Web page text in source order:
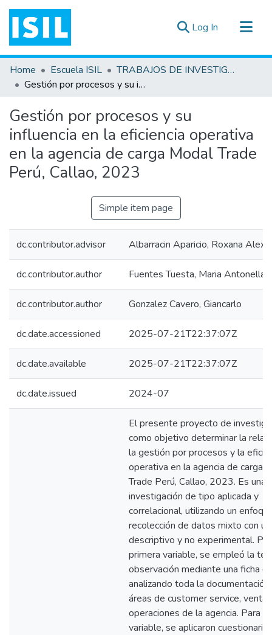
Log In (current)
All of DSpace
Statistics
Documentos ▾
Home Escuela ISIL
TRABAJOS DE INVESTIGACIÓN
Gestión por procesos y su influencia en la eficiencia operativa en la agencia de carga Modal Trade Perú, Callao, 2023
Gestión por procesos y su
influencia en la eficiencia operativa
en la agencia de carga Modal Trade
Perú, Callao, 2023
Simple item page
dc.contributor.advisor Albarracin Aparicio, Roxana
dc.contributor.author Fuentes Tuesta, Maria Antonella
dc.contributor.author Gonzalez Cavero, Giancarlo
dc.date.accessioned 2025-07-21T22:37:07Z
dc.date.available 2025-07-21T22:37:07Z
dc.date.issued 2024-07
El presente proyecto de
como objetivo determinar la
la gestión por procesos y la
operativa en la agencia de carga
Trade Perú, Callao, 2023. Es una
investigación de tipo aplicada y
correlacional, utilizando un
recolección de datos mixto con
descriptivo y no experimental.
primera variable, se empleó la
observación mediante una ficha
analizando toda la
áreas de customer service,
operaciones de la agencia. Para
variable, se aplicaron